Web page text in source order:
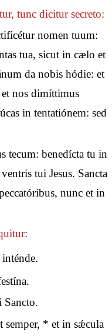
tunc dicitur secreto:
nomen tuum:
tua, sicut in cælo et
da nobis hódie: et
nos dimíttimus
in tentatiónem: sed
tecum: benedícta tu in
tui Jesus. Sancta
nunc et in
semper, * et in sǽcula